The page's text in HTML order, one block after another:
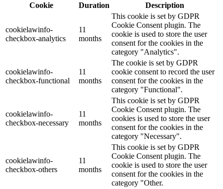
Cookie
Duration Description
cookielawinfo-
checkbox-analytics
11
months
This cookie is set by GDPR
Cookie Consent plugin. The
cookie is used to store the user
consent for the cookies in the
category "Analytics".
cookielawinfo-
checkbox-functional
11
months
The cookie is set by GDPR
cookie consent to record the user
consent for the cookies in the
category "Functional".
cookielawinfo-
checkbox-necessary
11
months
This cookie is set by GDPR
Cookie Consent plugin. The
cookies is used to store the user
consent for the cookies in the
category "Necessary".
cookielawinfo-
checkbox-others
11
months
This cookie is set by GDPR
Cookie Consent plugin. The
cookie is used to store the user
consent for the cookies in the
category "Other.